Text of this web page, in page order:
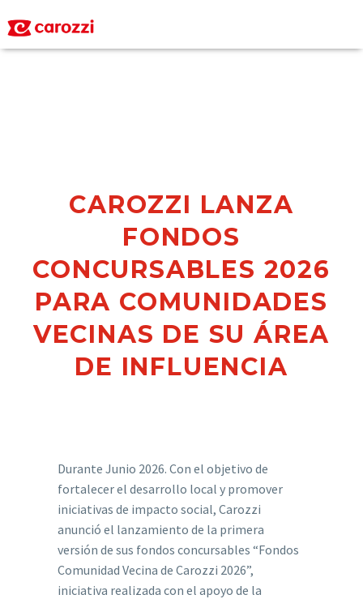
06/22/2026
CAROZZI LANZA
FONDOS
CONCURSABLES 2026
PARA COMUNIDADES
VECINAS DE SU ÁREA
DE INFLUENCIA
Durante Junio 2026. Con el objetivo de
fortalecer el desarrollo local y promover
iniciativas de impacto social, Carozzi
anunció el lanzamiento de la primera
versión de sus fondos concursables “Fondos
Comunidad Vecina de Carozzi 2026”,
iniciativa realizada con el apoyo de la